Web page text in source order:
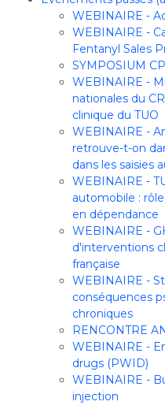
WEBINAIRE -
WEBINAIRE -
Fentanyl Sales
SYMPOSIUM
WEBINAIRE -
nationales du
clinique du TUO
WEBINAIRE -
retrouve-t-on
dans les saisies
WEBINAIRE -
automobile :
en dépendance
WEBINAIRE -
d'interventions
française
WEBINAIRE -
conséquences
chroniques
RENCONTRE
WEBINAIRE -
drugs (PWID)
WEBINAIRE -
injection